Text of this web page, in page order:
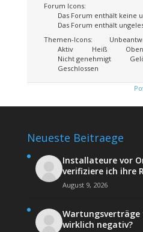
Forum Icons:
Das Forum enthält keine
Das Forum enthält
Themen-Icons:
Aktiv
Heiß
Nicht genehmigt
Geschlossen
Neueste Beitraege
Installateure vor
verifiziere ich ihre
August 9, 2026
Wartungsverträge
wirklich negativ?